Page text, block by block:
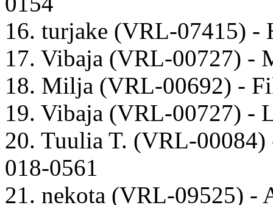
16. turjake (VRL-07415) -
17. Vibaja (VRL-00727) -
18. Milja (VRL-00692) -
19. Vibaja (VRL-00727) -
20. Tuulia T. (VRL-00084)
018-0561
21. nekota (VRL-09525) -